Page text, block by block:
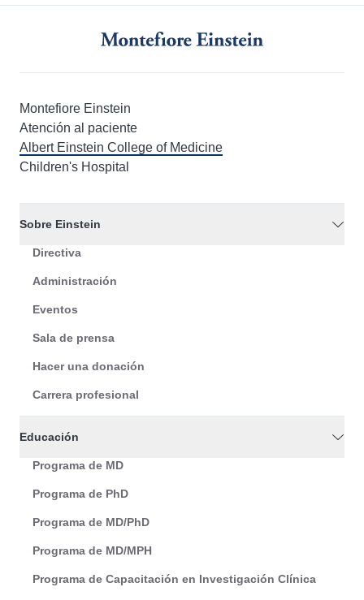
Montefiore Einstein
Atención al paciente
Albert Einstein College of Medicine
Children's Hospital
Sobre Einstein
Directiva
Administración
Eventos
Sala de prensa
Hacer una donación
Carrera profesional
Educación
Programa de MD
Programa de PhD
Programa de MD/PhD
Programa de MD/MPH
Programa de Capacitación en Investigación Clínica